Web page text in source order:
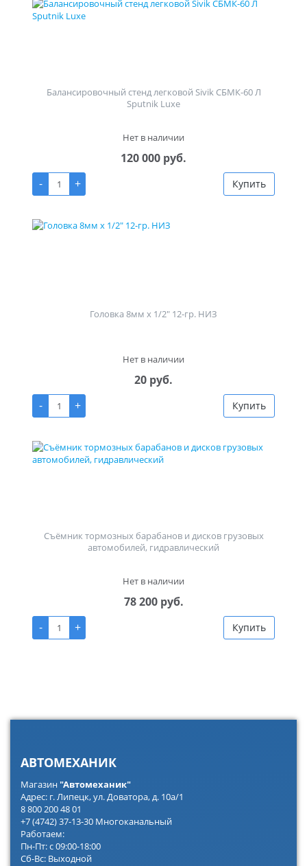
Балансировочный стенд легковой Sivik СБМК-60 Л
Sputnik Luxe
Нет в наличии
120 000 руб.
-
+ Купить
Головка 8мм х 1/2" 12-гр. НИЗ
Нет в наличии
20 руб.
-
+ Купить
Съёмник тормозных барабанов и дисков грузовых
автомобилей, гидравлический
Нет в наличии
78 200 руб.
-
+ Купить
АВТОМЕХАНИК
Магазин"Автомеханик"
Адрес: г. Липецк, ул. Доватора, д. 10а/1
8 800 200 48 01
+7 (4742) 37-13-30 Многоканальный
Работаем:
Пн-Пт: с 09:00-18:00
Сб-Вс: Выходной